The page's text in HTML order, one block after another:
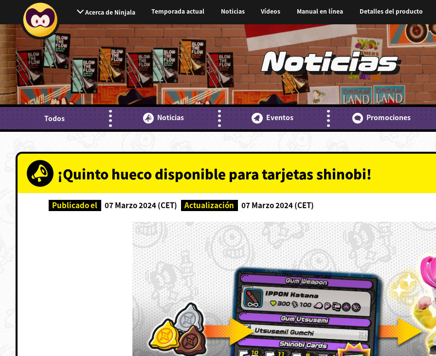
Acerca de Ninjala Temporada actual Noticias Vídeos Manual en línea Detalles del producto
Noticias
Todos Noticias Eventos Promociones
¡Quinto hueco disponible para tarjetas shinobi!
Publicado el 07 Marzo 2024 (CET) Actualización 07 Marzo 2024 (CET)